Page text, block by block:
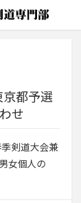
都予選
せ
剣道大会兼
女個人の